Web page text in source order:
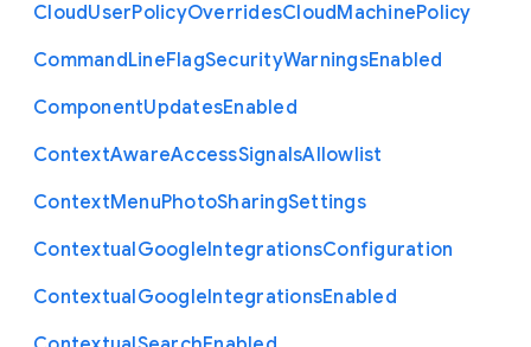
CloudUserPolicyOverridesCloudMachinePolicy
CommandLineFlagSecurityWarningsEnabled
ComponentUpdatesEnabled
ContextAwareAccessSignalsAllowlist
ContextMenuPhotoSharingSettings
ContextualGoogleIntegrationsConfiguration
ContextualGoogleIntegrationsEnabled